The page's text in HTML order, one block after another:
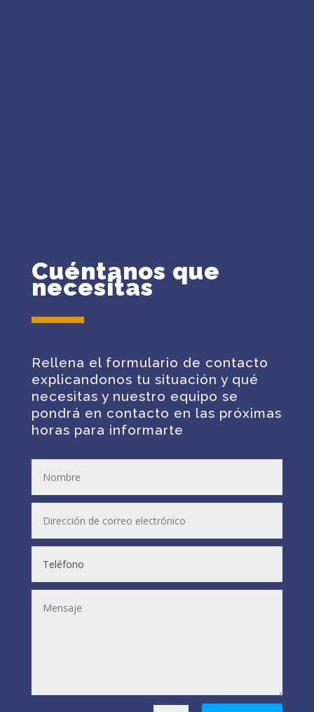
Cuéntanos que
necesitas
Rellena el formulario de contacto
explicandonos tu situación y qué
necesitas y nuestro equipo se
pondrá en contacto en las próximas
horas para informarte